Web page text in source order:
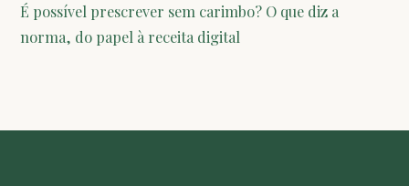
É possível prescrever sem carimbo? O que diz a
norma, do papel à receita digital